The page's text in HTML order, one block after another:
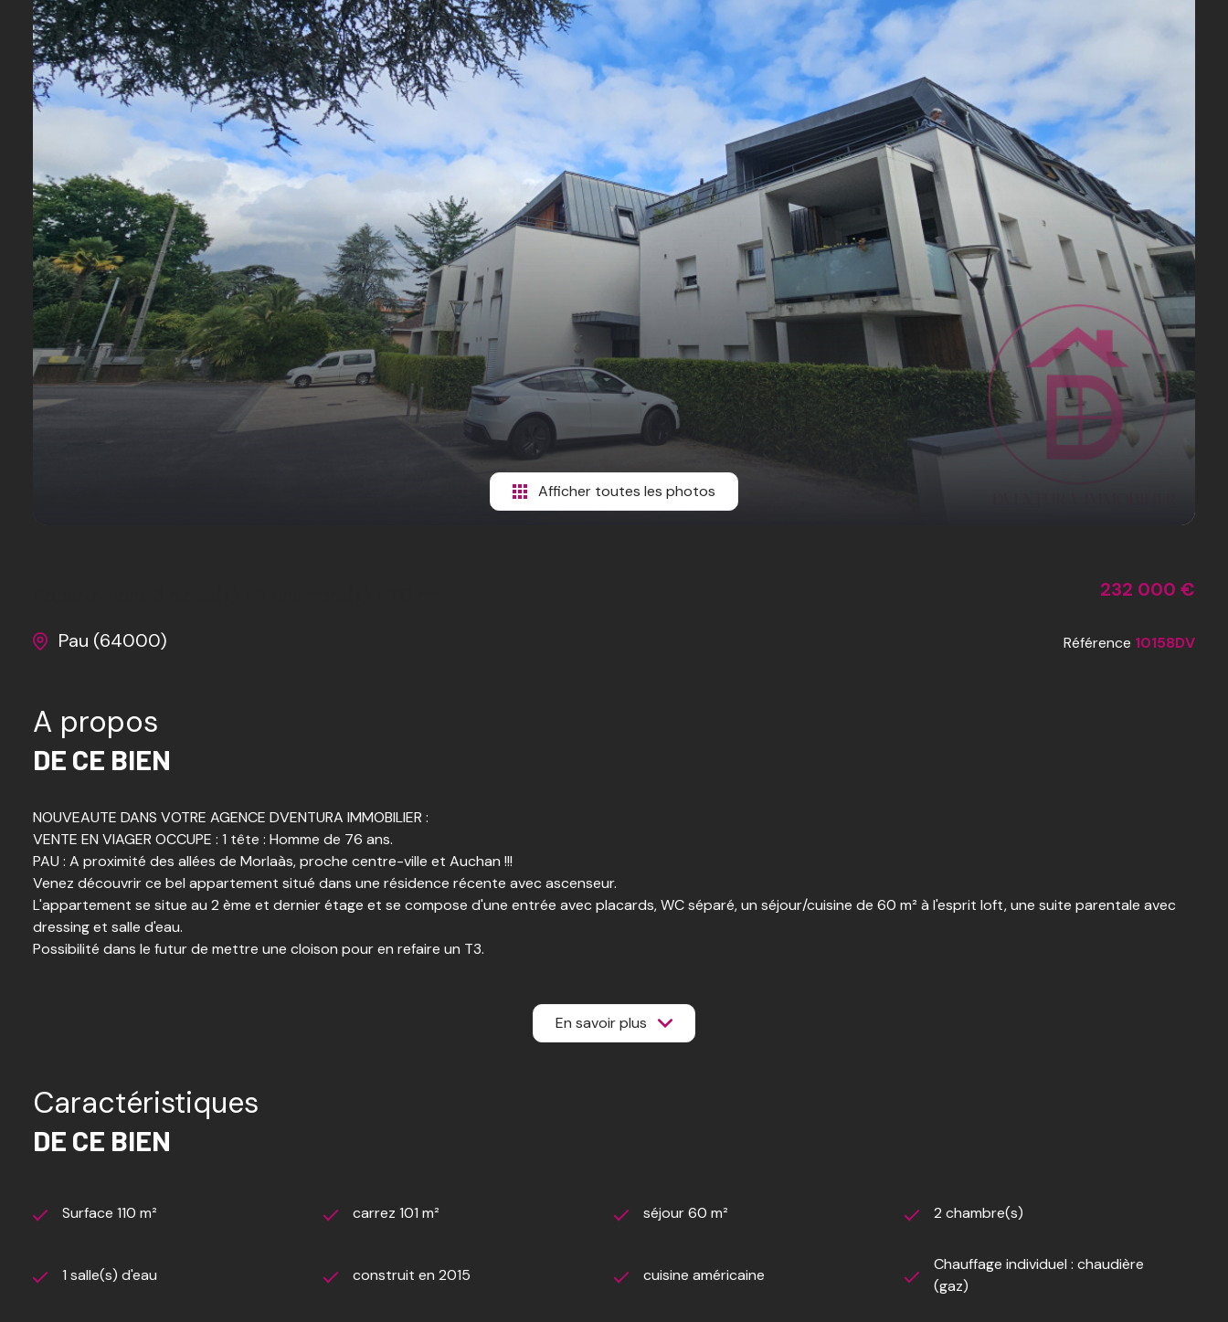
CONTACTEZ-
NOUS
REJOIGNEZ-
NOUS
Afficher toutes les photos
Pau (64000)
232 000 €
Référence 10158DV
A propos
DE CE BIEN
NOUVEAUTE DANS VOTRE AGENCE DVENTURA IMMOBILIER :
VENTE EN VIAGER OCCUPE : 1 tête : Homme de 76 ans.
PAU : A proximité des allées de Morlaàs, proche centre-ville et Auchan !!!
Venez découvrir ce bel appartement situé dans une résidence récente avec ascenseur.
L'appartement se situe au 2 ème et dernier étage et se compose d'une entrée avec placards, WC séparé, un séjour/cuisine de 60 m² à l'esprit loft, une suite parentale avec
dressing et salle d'eau.
Possibilité dans le futur de mettre une cloison pour en refaire un T3.
IMPORTANT : Nous vous rappelons qu'en Viager occupé le vendeur reste chez lui, vous ne pouvez y habiter.En « Viager occupé », le vendeur continue à vivre dans son
logement sans changer ses habitudes jusqu'à son départ en maison de retraite ou son décès. Pour l'investisseur, l'acquisition d'un viager occupé s'apparente à un
Analyse financière :
Valeur du bien sur le marché : 350 000 €
Bouquet : 220 000 € + 12 000 € d'honoraires charge acquéreur pour l'agence
David VENTURA reste à votre disposition pour échanger sur ce projet !!!
En savoir plus
Caractéristiques
DE CE BIEN
Surface 110 m² carrez 101 m² séjour 60 m² 2 chambre(s)
1 salle(s) d'eau construit en 2015 cuisine américaine
Chauffage individuel : chaudière
(gaz)